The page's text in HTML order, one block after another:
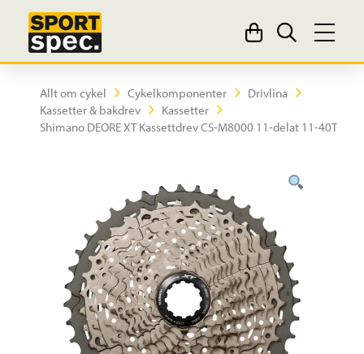
Allt om cykel Cykelkomponenter
Drivlina
Kassetter & bakdrev
Kassetter
Shimano DEORE XT Kassettdrev CS-M8000 11-delat 11-40T